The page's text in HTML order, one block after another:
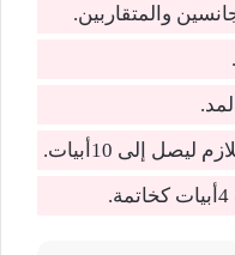
إلى 10أبيات.